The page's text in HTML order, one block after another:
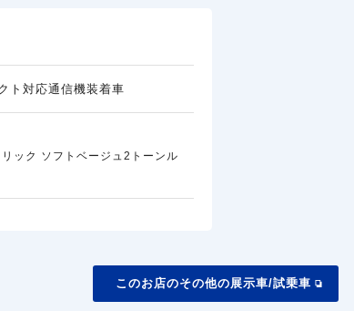
ト対応通信機装着車
ック ソフトベージュ2トーンル
このお店のその他の展示車/試乗車